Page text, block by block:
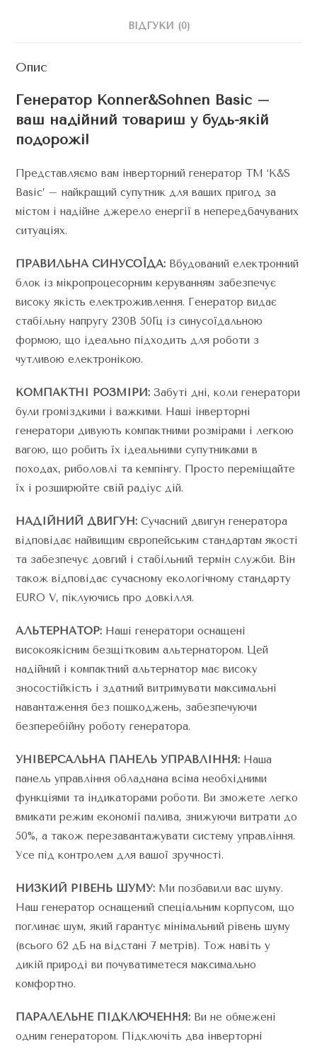
ВІДГУКИ (0)
Опис
Генератор Konner&Sohnen Basic –
ваш надійний товариш у будь-якій
подорожі!
Представляємо вам інверторний генератор TM ‘K&S
Basic’ – найкращий супутник для ваших пригод за
містом і надійне джерело енергії в непередбачуваних
ситуаціях.
ПРАВИЛЬНА СИНУСОЇДА: Вбудований електронний
блок із мікропроцесорним керуванням забезпечує
високу якість електроживлення. Генератор видає
стабільну напругу 230В 50Гц із синусоїдальною
формою, що ідеально підходить для роботи з
чутливою електронікою.
КОМПАКТНІ РОЗМІРИ: Забуті дні, коли генератори
були громіздкими і важкими. Наші інверторні
генератори дивують компактними розмірами і легкою
вагою, що робить їх ідеальними супутниками в
походах, риболовлі та кемпінгу. Просто переміщайте
їх і розширюйте свій радіус дій.
НАДІЙНИЙ ДВИГУН: Сучасний двигун генератора
відповідає найвищим європейським стандартам якості
та забезпечує довгий і стабільний термін служби. Він
також відповідає сучасному екологічному стандарту
EURO V, піклуючись про довкілля.
АЛЬТЕРНАТОР: Наші генератори оснащені
високоякісним безщітковим альтернатором. Цей
надійний і компактний альтернатор має високу
зносостійкість і здатний витримувати максимальні
навантаження без пошкоджень, забезпечуючи
безперебійну роботу генератора.
УНІВЕРСАЛЬНА ПАНЕЛЬ УПРАВЛІННЯ: Наша
панель управління обладнана всіма необхідними
функціями та індикаторами роботи. Ви зможете легко
вмикати режим економії палива, знижуючи витрати до
50%, а також перезавантажувати систему управління.
Усе під контролем для вашої зручності.
НИЗКИЙ РІВЕНЬ ШУМУ: Ми позбавили вас шуму.
Наш генератор оснащений спеціальним корпусом, що
поглинає шум, який гарантує мінімальний рівень шуму
(всього 62 дБ на відстані 7 метрів). Тож навіть у
дикій природі ви почуватиметеся максимально
комфортно.
ПАРАЛЕЛЬНЕ ПІДКЛЮЧЕННЯ: Ви не обмежені
одним генератором. Підключіть два інверторні